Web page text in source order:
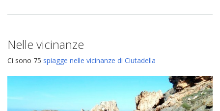
Nelle vicinanze
Ci sono 75 spiagge nelle vicinanze di Ciutadella